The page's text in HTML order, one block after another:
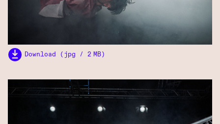
Download (jpg / 2 MB)